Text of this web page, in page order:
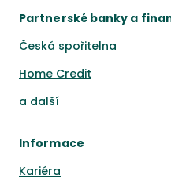
Partnerské banky a
Česká spořitelna
Home Credit
a další
Informace
Kariéra